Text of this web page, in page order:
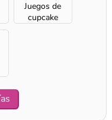
Juegos de
cupcake